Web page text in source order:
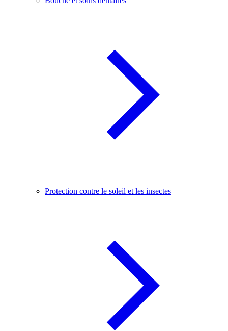
Protection contre le soleil et les insectes